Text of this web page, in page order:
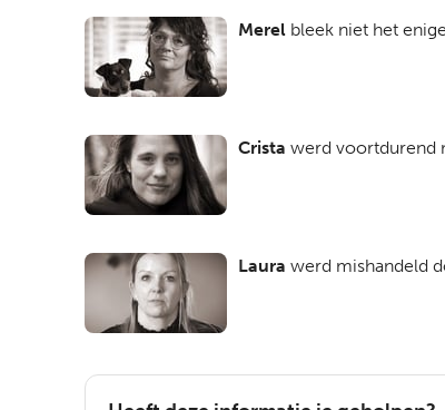
Merel bleek niet het
Crista werd voortdurend
Laura werd mishandeld